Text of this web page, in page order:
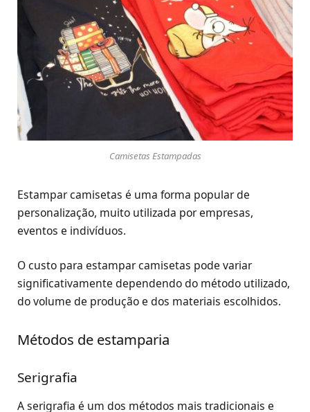
Camisetas Estampadas
Estampar camisetas é uma forma popular de
personalização, muito utilizada por empresas,
eventos e indivíduos.
O custo para estampar camisetas pode variar
significativamente dependendo do método utilizado,
do volume de produção e dos materiais escolhidos.
Métodos de estamparia
Serigrafia
A serigrafia é um dos métodos mais tradicionais e